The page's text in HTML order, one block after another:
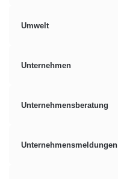
Umwelt
Unternehmen
Unternehmensberatung
Unternehmensmeldungen